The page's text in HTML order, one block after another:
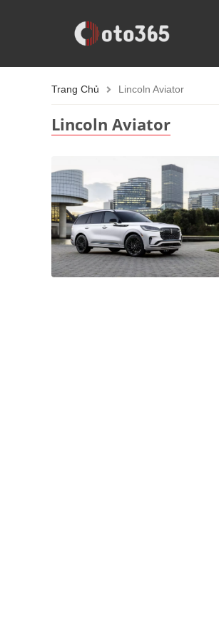
Trang Chủ Lincoln Aviator
Lincoln Aviator